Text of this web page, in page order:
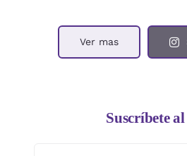
Ver mas
Suscríbete